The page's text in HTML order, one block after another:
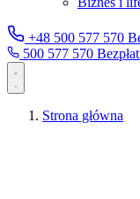
+48 500 577 570
500 577 570
Strona główna